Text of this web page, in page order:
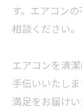
す。エアコン
相談ください。
エアコンを清
手伝いいたし
満足をお届けい